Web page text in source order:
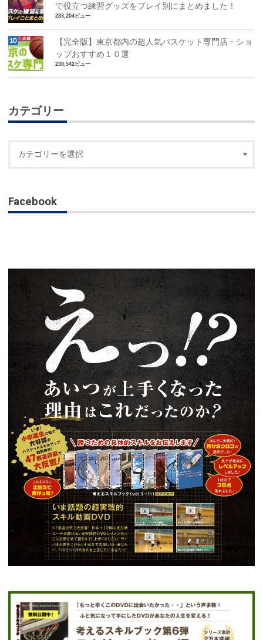
で役立つ練習グッズをプレイ別にまとめました！
283,204ビュー
【完全版】東京都内の超人気バスケット専門店・ショ
ップおすすめ１０選
238,542ビュー
カテゴリー
Facebook